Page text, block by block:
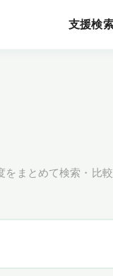
支援検
まとめて検索・比